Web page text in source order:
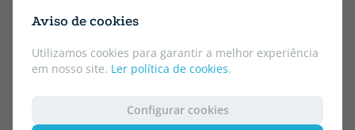
Aviso de cookies
Utilizamos cookies para garantir a melhor experiência
em nosso site. Ler política de cookies.
Configurar cookies